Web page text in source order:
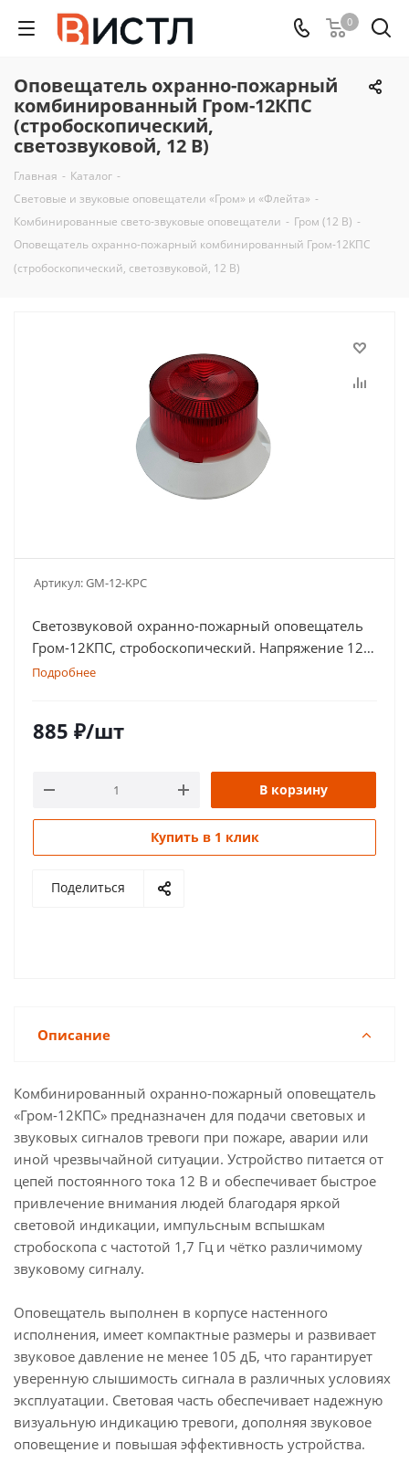
0
Оповещатель охранно-пожарный
комбинированный Гром-12КПС
(стробоскопический,
светозвуковой, 12 В)
Главная - Каталог -
Световые и звуковые оповещатели «Гром» и «Флейта» -
Комбинированные свето-звуковые оповещатели - Гром (12 В) -
Оповещатель охранно-пожарный комбинированный Гром-12КПС
(стробоскопический, светозвуковой, 12 В)
Артикул:GM-12-KPC
Светозвуковой охранно-пожарный оповещатель
Гром-12КПС, стробоскопический. Напряжение 12
В. Степень защиты оболочки IP 56
Подробнее
885 ₽/шт
В корзину
Купить в 1 клик
Поделиться
Описание
Комбинированный охранно-пожарный оповещатель
«Гром-12КПС» предназначен для подачи световых и
звуковых сигналов тревоги при пожаре, аварии или
иной чрезвычайной ситуации. Устройство питается от
цепей постоянного тока 12 В и обеспечивает быстрое
привлечение внимания людей благодаря яркой
световой индикации, импульсным вспышкам
стробоскопа с частотой 1,7 Гц и чётко различимому
звуковому сигналу.
Оповещатель выполнен в корпусе настенного
исполнения, имеет компактные размеры и развивает
звуковое давление не менее 105 дБ, что гарантирует
уверенную слышимость сигнала в различных условиях
эксплуатации. Световая часть обеспечивает надежную
визуальную индикацию тревоги, дополняя звуковое
оповещение и повышая эффективность устройства.